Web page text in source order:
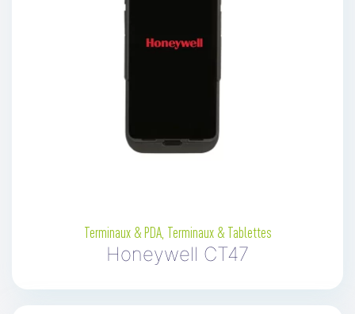
Terminaux & PDA, Terminaux & Tablettes
Honeywell CT47